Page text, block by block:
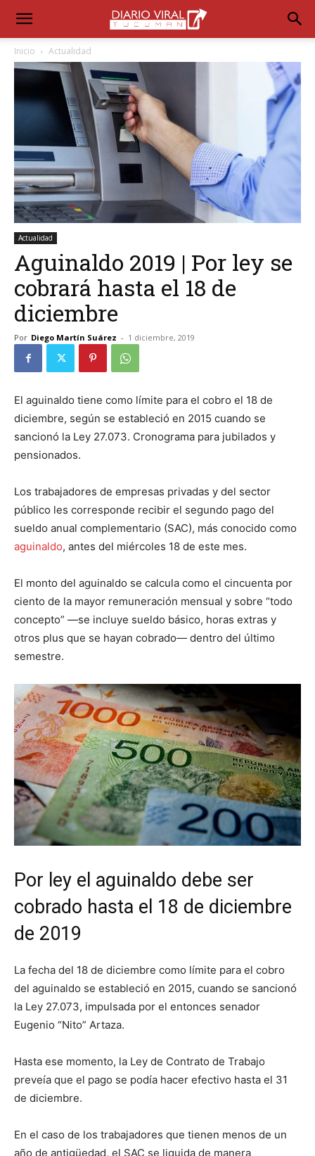
Inicio Actualidad
Actualidad
Aguinaldo 2019 | Por ley se
cobrará hasta el 18 de
diciembre
Por Diego Martín Suárez - 1 diciembre, 2019
El aguinaldo tiene como límite para el cobro el 18 de
diciembre, según se estableció en 2015 cuando se
sancionó la Ley 27.073. Cronograma para jubilados y
pensionados.
Los trabajadores de empresas privadas y del sector
público les corresponde recibir el segundo pago del
sueldo anual complementario (SAC), más conocido como
aguinaldo, antes del miércoles 18 de este mes.
El monto del aguinaldo se calcula como el cincuenta por
ciento de la mayor remuneración mensual y sobre “todo
concepto” —se incluye sueldo básico, horas extras y
otros plus que se hayan cobrado— dentro del último
semestre.
Por ley el aguinaldo debe ser
cobrado hasta el 18 de diciembre
de 2019
La fecha del 18 de diciembre como límite para el cobro
del aguinaldo se estableció en 2015, cuando se sancionó
la Ley 27.073, impulsada por el entonces senador
Eugenio “Nito” Artaza.
Hasta ese momento, la Ley de Contrato de Trabajo
preveía que el pago se podía hacer efectivo hasta el 31
de diciembre.
En el caso de los trabajadores que tienen menos de un
año de antigüedad, el SAC se liquida de manera